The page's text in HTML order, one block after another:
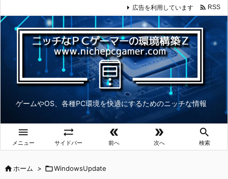
ゲームやOS、各種PC環境を快適にするためのニッチな情報

メニュー

サイドバー

前へ

次へ

検索
広告を利用しています  RSS
ホーム > WindowsUpdate